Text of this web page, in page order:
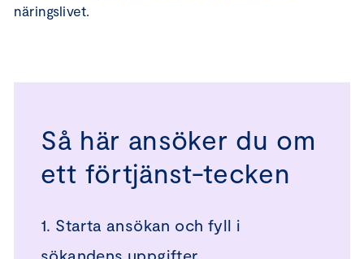
Så här ansöker du om
ett förtjänst-tecken
1. Starta ansökan och fyll i
sökandens uppgifter
näringslivet.